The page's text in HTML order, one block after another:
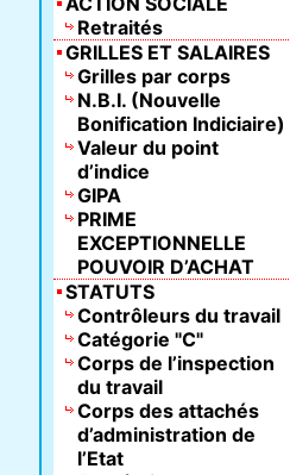
Retraités
GRILLES ET SALAIRES
Grilles par corps
N.B.I. (Nouvelle
Bonification Indiciaire)
Valeur du point
d’indice
GIPA
PRIME
EXCEPTIONNELLE
POUVOIR D’ACHAT
STATUTS
Contrôleurs du travail
Catégorie "C"
Corps de l’inspection
du travail
Corps des attachés
d’administration de
l’Etat